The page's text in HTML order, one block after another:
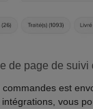
de page de
est
vous